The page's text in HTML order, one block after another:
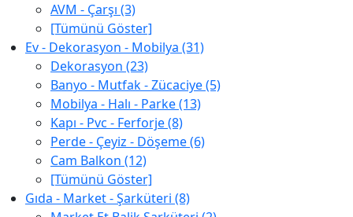
AVM - Çarşı (3)
[Tümünü Göster]
Ev - Dekorasyon - Mobilya (31)
Dekorasyon (23)
Banyo - Mutfak - Zücaciye (5)
Mobilya - Halı - Parke (13)
Kapı - Pvc - Ferforje (8)
Perde - Çeyiz - Döşeme (6)
Cam Balkon (12)
[Tümünü Göster]
Gıda - Market - Şarküteri (8)